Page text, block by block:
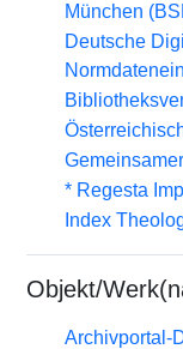
München
Deutsche
* Regesta
Index
Objekt/
Archivportal-